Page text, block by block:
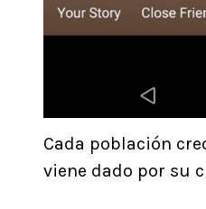
Cada población
viene dado por su